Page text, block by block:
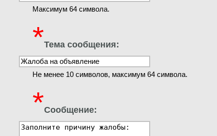
Максимум 64 символа.
*Тема сообщения:
Не менее 10 символов, максимум 64 символа.
*Сообщение: